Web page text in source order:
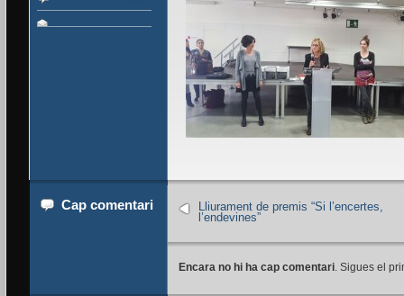
Cap comentari
Lliurament de premis “Si l’encertes,
l’endevines”
Encara no hi ha cap comentari. Sigues el